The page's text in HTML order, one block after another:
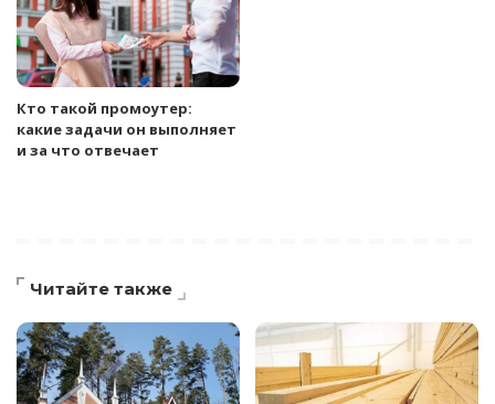
Кто такой промоутер:
какие задачи он выполняет
и за что отвечает
Читайте также